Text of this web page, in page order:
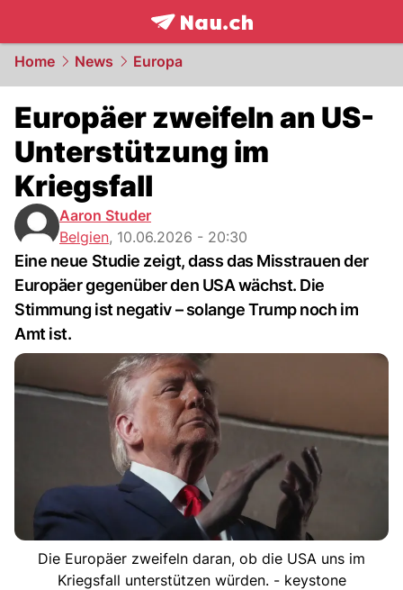
frontpage.NAU.ch
Home News Europa
Europäer zweifeln an US-
Unterstützung im
Kriegsfall
Aaron Studer
Belgien, 10.06.2026 - 20:30
Eine neue Studie zeigt, dass das Misstrauen der
Europäer gegenüber den USA wächst. Die
Stimmung ist negativ – solange Trump noch im
Amt ist.
Die Europäer zweifeln daran, ob die USA uns im
Kriegsfall unterstützen würden. - keystone